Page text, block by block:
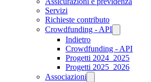
Servizi
Richieste contributo
Crowdfunding - API
Indietro
Crowdfunding - API
Progetti 2024_2025
Progetti 2025_2026
Associazioni